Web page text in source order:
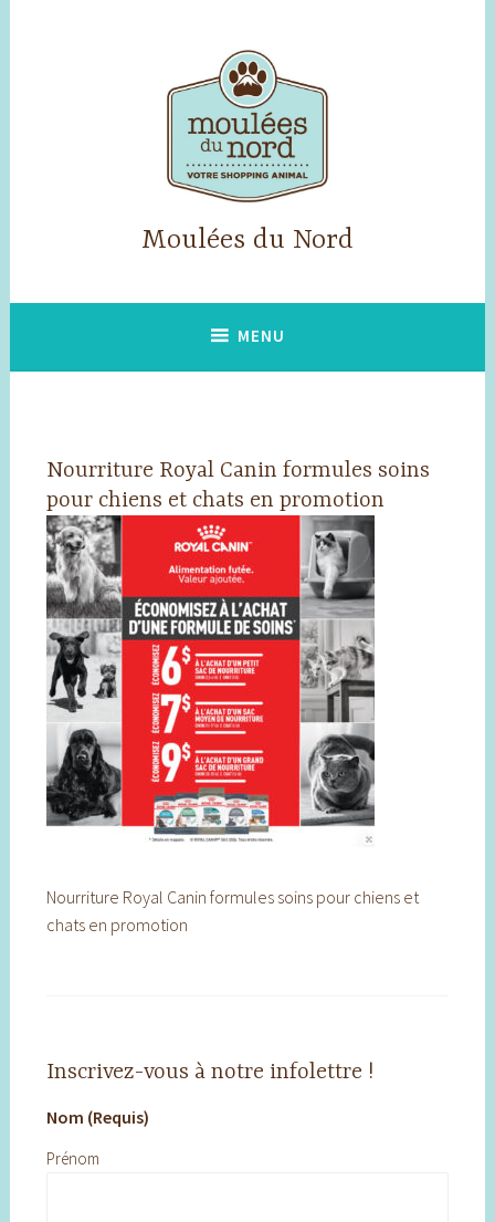
Moulées du Nord
MENU
Nourriture Royal Canin formules soins
pour chiens et chats en promotion
Nourriture Royal Canin formules soins pour chiens et
chats en promotion
Inscrivez-vous à notre infolettre !
Nom (Requis)
Prénom